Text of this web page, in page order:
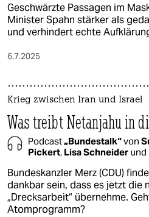
Geschwärzte Passagen im
Minister Spahn stärker als
und verhindert echte
6.7.2025
Krieg zwischen Iran und Israel
Was treibt Netanjahu in
Podcast„Bundestalk“von
Pickert, Lisa Schneider und
Bundeskanzler Merz (CDU)
dankbar sein, dass es jetzt die
„Drecksarbeit“ übernehme.
Atomprogramm?